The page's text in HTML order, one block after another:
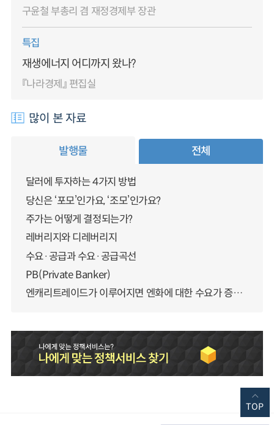
구윤철 부총리 겸 재정경제부 장관
특집
재생에너지 어디까지 왔나?
『나라경제』 편집실
많이 본 자료
발행물 전체
달러에 투자하는 4가지 방법
당신은 ‘포모’인가요, ‘조모’인가요?
주가는 어떻게 결정되는가?
레버리지와 디레버리지
수요·공급과 수요·공급곡선
PB(Private Banker)
엔캐리트레이드가 이루어지면 엔화에 대한 수요가 증가하지 않나요?
TOP